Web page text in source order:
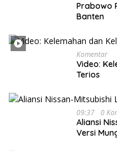
Prabowo
Banten
Komentar
Video:
Terios
09:37 0
Aliansi
Versi